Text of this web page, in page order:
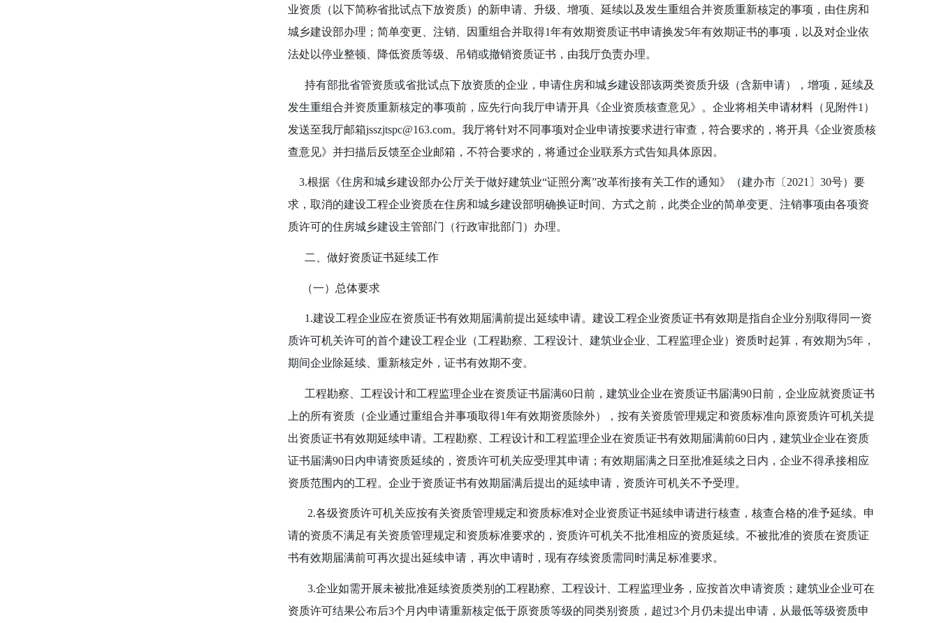
业资质（以下简称省批试点下放资质）的新申请、升级、增项、延续以及发生重组合并资质重新核定的事项，由住房和
城乡建设部办理；简单变更、注销、因重组合并取得1年有效期资质证书申请换发5年有效期证书的事项，以及对企业依
法处以停业整顿、降低资质等级、吊销或撤销资质证书，由我厅负责办理。
持有部批省管资质或省批试点下放资质的企业，申请住房和城乡建设部该两类资质升级（含新申请），增项，延续及
发生重组合并资质重新核定的事项前，应先行向我厅申请开具《企业资质核查意见》。企业将相关申请材料（见附件1）
发送至我厅邮箱jsszjtspc@163.com。我厅将针对不同事项对企业申请按要求进行审查，符合要求的，将开具《企业资质核
查意见》并扫描后反馈至企业邮箱，不符合要求的，将通过企业联系方式告知具体原因。
3.根据《住房和城乡建设部办公厅关于做好建筑业“证照分离”改革衔接有关工作的通知》（建办市〔 2021 〕 30号）要
求，取消的建设工程企业资质在住房和城乡建设部明确换证时间、方式之前，此类企业的简单变更、注销事项由各项资
质许可的住房城乡建设主管部门（行政审批部门）办理。
二、做好资质证书延续工作
（一）总体要求
1.建设工程企业应在资质证书有效期届满前提出延续申请。建设工程企业资质证书有效期是指自企业分别取得同一资
质许可机关许可的首个建设工程企业（工程勘察、工程设计、建筑业企业、工程监理企业）资质时起算，有效期为5年，
期间企业除延续、重新核定外，证书有效期不变。
工程勘察、工程设计和工程监理企业在资质证书届满60日前，建筑业企业在资质证书届满90日前，企业应就资质证书
上的所有资质（企业通过重组合并事项取得1年有效期资质除外），按有关资质管理规定和资质标准向原资质许可机关提
出资质证书有效期延续申请。工程勘察、工程设计和工程监理企业在资质证书有效期届满前60日内，建筑业企业在资质
证书届满90日内申请资质延续的，资质许可机关应受理其申请；有效期届满之日至批准延续之日内，企业不得承接相应
资质范围内的工程。企业于资质证书有效期届满后提出的延续申请，资质许可机关不予受理。
2.各级资质许可机关应按有关资质管理规定和资质标准对企业资质证书延续申请进行核查，核查合格的准予延续。申
请的资质不满足有关资质管理规定和资质标准要求的，资质许可机关不批准相应的资质延续。不被批准的资质在资质证
书有效期届满前可再次提出延续申请，再次申请时，现有存续资质需同时满足标准要求。
3.企业如需开展未被批准延续资质类别的工程勘察、工程设计、工程监理业务，应按首次申请资质；建筑业企业可在
资质许可结果公布后3个月内申请重新核定低于原资质等级的同类别资质，超过3个月仍未提出申请，从最低等级资质申